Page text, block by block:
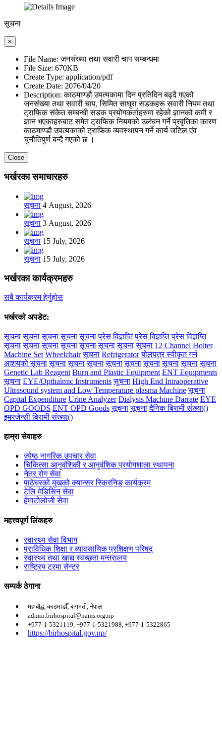
सूचना
×
File Name: जनसंख्या तथा सवारी चाप सम्बन्धमा
File Size: 670KB
Create Type: application/pdf
Create Date: 2076/04/20
Description: काठमाण्डौ उपत्यकामा दिन प्रतिदिन बढ्दै गएको
जनसंख्या तथा सवारी चाप, सिमित साघुरा सडकहरू सवारी नियम तथा
ट्राफिक संकेत सम्बन्धी सडक प्रयोगकर्ताहरुमा रहेको ज्ञानको कमी र
ज्ञान भएकाहरुबाट समेत ट्राफिक नियमको उलंघन गर्ने प्रवृतिका कारण
काठमाण्डौ उपत्यकाको ट्राफिक व्यवस्थापन गर्ने कार्य जटिल एंव
चुनौतिपुर्ण बन्दै गएको छ ।
Close
भर्खरका समाचारहरु
सूचना 4 August, 2026
सूचना 3 August, 2026
सूचना 15 July, 2026
सूचना 15 July, 2026
भर्खरका कार्यक्रमहरु
सबै कार्यक्रम हेर्नुहोस
भर्खरको अपडेट:
सूचना सूचना सूचना सूचना सूचना प्रेस विज्ञप्ति प्रेस विज्ञप्ति प्रेस विज्ञप्ति
सूचना सूचना सूचना सूचना सूचना सूचना सूचना सूचना 12 Channel Holter
Machine Set Wheelchair सूचना Refrigerator बोलपत्र स्वीकृत गर्न
आशयको सूचना सूचना सूचना सूचना सूचना सूचना सूचना सूचना सूचना सूचना
Genetic Lab Reagent Burn and Plastic Equipment ENT Equipments
सूचना EYE/Opthalmic Instruments सुचना High End Intraoperative
Ultrasound system and Low Temperature plasma Machine सूचना
Capital Expenditure Urine Analyzer Dialysis Machine Darrate EYE
OPD GOODS ENT OPD Goods सूचना सूचना दैनिक बिरामी संख्या()
इमरजेन्सी बिरामी संख्या()
हाम्रा सेवाहरु
ज्येष्ठ नागरिक उपचार सेवा
चिकित्सा आनुवंशिकी र आनुवंशिक प्रयोगशाला स्थापना
नेत्र रोग सेवा
पाठेघरको मुखको क्यान्सर स्क्रिनिङ कार्यक्रम
टेलि मेडिसिन सेवा
हेमाटोलोजी सेवा
महत्त्वपूर्ण लिंकहरु
स्वास्थ्य सेवा विभाग
प्राविधिक शिक्षा र व्यावसायिक प्रशिक्षण परिषद्
स्वास्थ्य तथा खाद्य स्वच्छता मन्त्रालय
राष्ट्रिय ट्रमा सेन्टर
सम्पर्क ठेगाना
महाबौद्ध, काठमाडौँ, बागमती, नेपाल
admin.birhospital@nams.org.np
+977-1-5321119, +977-1-5321988, +977-1-5322865
https://birhospital.gov.np/